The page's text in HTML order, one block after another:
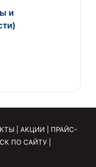
и
АКЦИИ
ПРАЙС-
ПО САЙТУ